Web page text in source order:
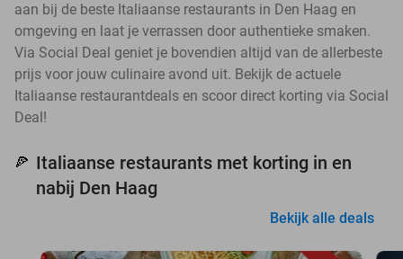
aan bij de beste Italiaanse restaurants in Den Haag en
omgeving en laat je verrassen door authentieke smaken.
Via Social Deal geniet je bovendien altijd van de allerbeste
prijs voor jouw culinaire avond uit. Bekijk de actuele
Italiaanse restaurantdeals en scoor direct korting via Social
Deal!
🍕 Italiaanse restaurants met korting in en
nabij Den Haag
Bekijk alle deals